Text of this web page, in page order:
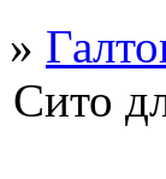
»
Сито